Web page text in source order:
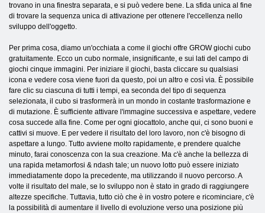
trovano in una finestra separata, e si può vedere bene. La sfida unica al fine
di trovare la sequenza unica di attivazione per ottenere l'eccellenza nello
sviluppo dell'oggetto.
Per prima cosa, diamo un'occhiata a come il giochi offre GROW giochi cubo
gratuitamente. Ecco un cubo normale, insignificante, e sui lati del campo di
giochi cinque immagini. Per iniziare il giochi, basta cliccare su qualsiasi
icona e vedere cosa viene fuori da questo, poi un altro e così via. È possibile
fare clic su ciascuna di tutti i tempi, ea seconda del tipo di sequenza
selezionata, il cubo si trasformerà in un mondo in costante trasformazione e
di mutazione. È sufficiente attivare l'immagine successiva e aspettare, vedere
cosa succede alla fine. Come per ogni giocattolo, anche qui, ci sono buoni e
cattivi si muove. E per vedere il risultato del loro lavoro, non c'è bisogno di
aspettare a lungo. Tutto avviene molto rapidamente, e prendere qualche
minuto, farai conoscenza con la sua creazione. Ma c'è anche la bellezza di
una rapida metamorfosi & ndash tale; un nuovo lotto può essere iniziato
immediatamente dopo la precedente, ma utilizzando il nuovo percorso. A
volte il risultato del male, se lo sviluppo non è stato in grado di raggiungere
altezze specifiche. Tuttavia, tutto ciò che è in vostro potere e ricominciare, c'è
la possibilità di aumentare il livello di evoluzione verso una posizione più